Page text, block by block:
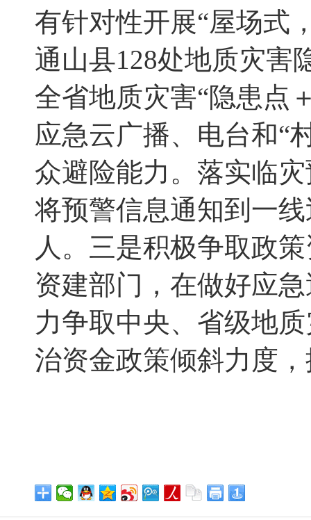
有针对性开展“屋场式
通山县128处地质灾害
全省地质灾害“隐患点
应急云广播、电台和“
众避险能力。落实临灾
将预警信息通知到一
人。 三是积极争取政
资建部门，在做好应
力争取中央、省级地
治资金政策倾斜力度